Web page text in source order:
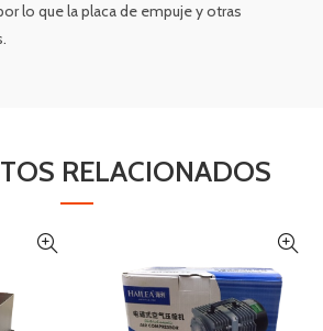
lo que la placa de empuje y otras
RELACIONADOS